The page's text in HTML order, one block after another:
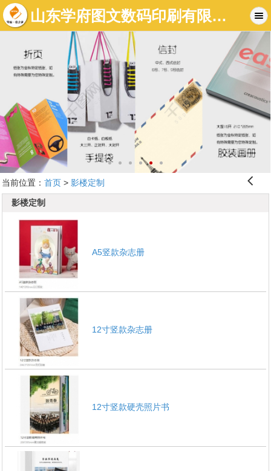
山东学府图文数码印刷有限公司-济南图文店|济南标书制作|济南数码快印-济南学府图文快印有限公司
当前位置： 󰊒
首页> 影楼定制
影楼定制
A5竖款杂志册
12寸竖款杂志册
12寸竖款硬壳照片书